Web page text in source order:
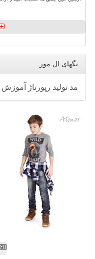
تگهای ال مور
مد تولید رپورتاژ آموزش